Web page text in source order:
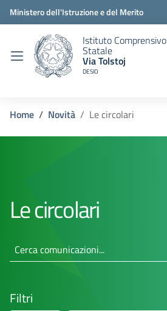
Ministero dell'Istruzione e del Merito
Istituto Comprensivo
Statale
Via Tolstoj
DESIO
Home Novità Le circolari
Le circolari
Cerca comunicazioni...
Filtri